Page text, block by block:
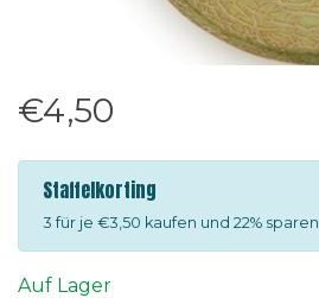
€4,50
Staffelkorting
3 für je €3,50 kaufen und 22% sparen
Auf Lager